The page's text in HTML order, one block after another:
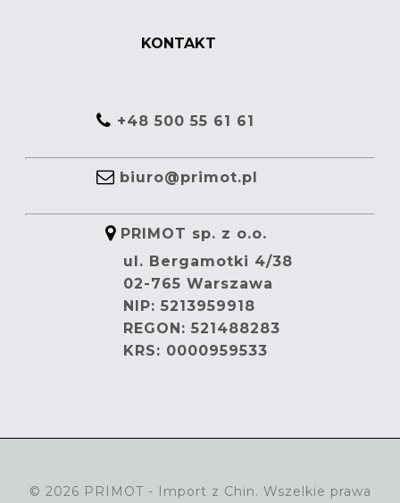
KONTAKT
+48 500 55 61 61
biuro@primot.pl
PRIMOT sp. z o.o.
ul. Bergamotki 4/38
02-765 Warszawa
NIP: 5213959918
REGON: 521488283
KRS: 0000959533
© 2026 PRIMOT - Import z Chin. Wszelkie prawa